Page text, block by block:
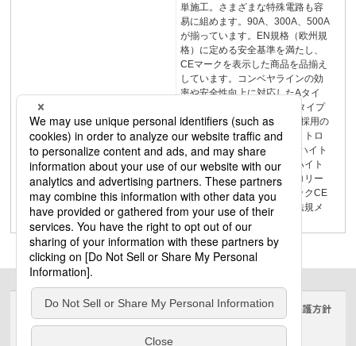
単施工。さまざまな特殊電路も容
易に組めます。90A、300A、500A
が揃っています。EN規格（欧州規
格）に定める安全基準を満たし、
CEマークを表示した商品を品揃え
しています。コンベヤラインの効
率や安全性向上に対応したAタイ
プ・Bタイプ・Cタイプ・Dタイプ
の4種類が揃っています。ご採用の
前に納入事例選定のポイントトロ
リールHS︿非張力タイプ﹀ハイト
ロリール︿非張力タイプ﹀ハイト
ロリール︿張力タイプ﹀トロリー
ルトロリーワイヤ集電ブロックCE
マーク表示品品質特性関連法規メ
ンテナンス4
サイトのご利用にあたって クッキーポリシー 個人情報保護方針
電気・建築設備（ビジネス）